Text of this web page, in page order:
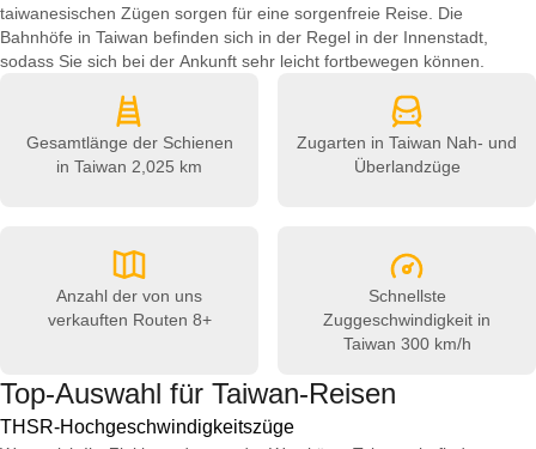
taiwanesischen Zügen sorgen für eine sorgenfreie Reise. Die
Bahnhöfe in Taiwan befinden sich in der Regel in der Innenstadt,
sodass Sie sich bei der Ankunft sehr leicht fortbewegen können.
Gesamtlänge der Schienen
in Taiwan 2,025 km
Zugarten in Taiwan Nah- und
Überlandzüge
Anzahl der von uns
verkauften Routen 8+
Schnellste
Zuggeschwindigkeit in
Taiwan 300 km/h
Top-Auswahl für Taiwan-Reisen
THSR-Hochgeschwindigkeitszüge